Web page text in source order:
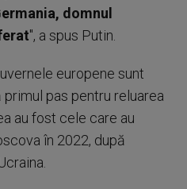
domnul
", a spus Putin.
europene sunt
pas pentru reluarea
au fost cele care au
în 2022, după